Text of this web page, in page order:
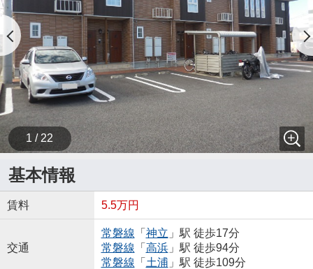
1 / 22
基本情報
賃料 5.5万円
交通
常磐線 「 神立 」駅 徒歩17分
常磐線 「 高浜」駅 徒歩94分
常磐線 「 土浦 」駅 徒歩109分